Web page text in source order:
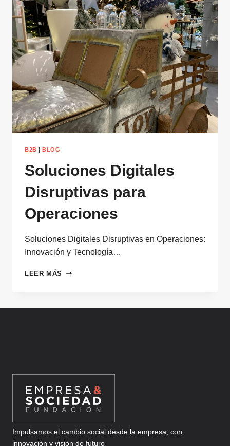
B2B |BLOG
Soluciones Digitales
Disruptivas para
Operaciones
Soluciones Digitales Disruptivas en Operaciones:
Innovación y Tecnología…
LEER MÁS SOLUCIONES
Impulsamos el cambio social desde la empresa, con
innovación y visión de futuro